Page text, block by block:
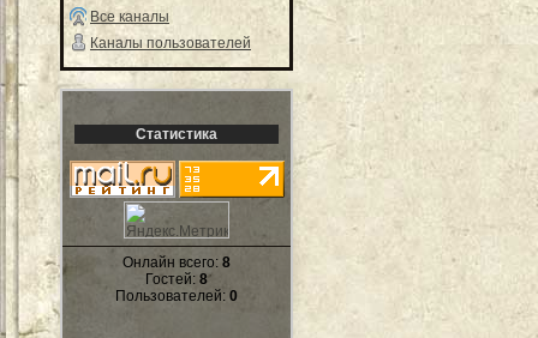
Все каналы
Каналы пользователей
Статистика
Онлайн всего: 8
Гостей: 8
Пользователей: 0